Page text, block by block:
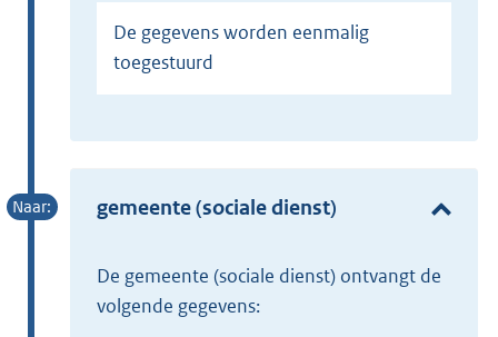
De gegevens worden eenmalig
toegestuurd
gemeente (sociale dienst)
de gemeente (sociale dienst) ontvangt de
volgende gegevens: